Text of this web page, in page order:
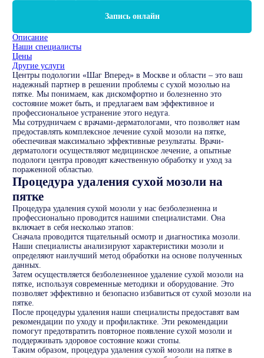
Запись онлайн
Описание
Наши специалисты
Цены
Другие услуги
Центры подологии «Шаг Вперед» в Москве и области – это ваш
надежный партнер в решении проблемы с сухой мозолью на
пятке. Мы понимаем, как дискомфортно и болезненно это
состояние может быть, и предлагаем вам эффективное и
профессиональное устранение этого недуга.
Мы сотрудничаем с врачами-дерматологами, что позволяет нам
предоставлять комплексное лечение сухой мозоли на пятке,
обеспечивая максимально эффективные результаты. Врачи-
дерматологи осуществляют медицинское лечение, а опытные
подологи центра проводят качественную обработку и уход за
пораженной областью.
Процедура удаления сухой мозоли на
пятке
Процедура удаления сухой мозоли у нас безболезненна и
профессионально проводится нашими специалистами. Она
включает в себя несколько этапов:
Сначала проводится тщательный осмотр и диагностика мозоли.
Наши специалисты анализируют характеристики мозоли и
определяют наилучший метод обработки на основе полученных
данных.
Затем осуществляется безболезненное удаление сухой мозоли на
пятке, используя современные методики и оборудование. Это
позволяет эффективно и безопасно избавиться от сухой мозоли на
пятке.
После процедуры удаления наши специалисты предоставят вам
рекомендации по уходу и профилактике. Эти рекомендации
помогут предотвратить повторное появление сухой мозоли и
поддерживать здоровое состояние кожи стопы.
Таким образом, процедура удаления сухой мозоли на пятке в